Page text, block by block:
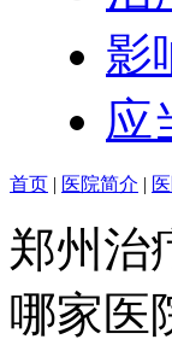
影
应
首页 | 医院简介 |
郑州治
哪家医